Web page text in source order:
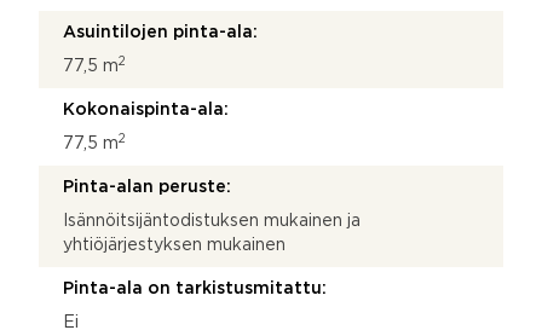
Asuintilojen pinta-ala:
77,5 m2
Kokonaispinta-ala:
77,5 m2
Pinta-alan peruste:
Isännöitsijäntodistuksen mukainen ja
yhtiöjärjestyksen mukainen
Pinta-ala on tarkistusmitattu:
Ei